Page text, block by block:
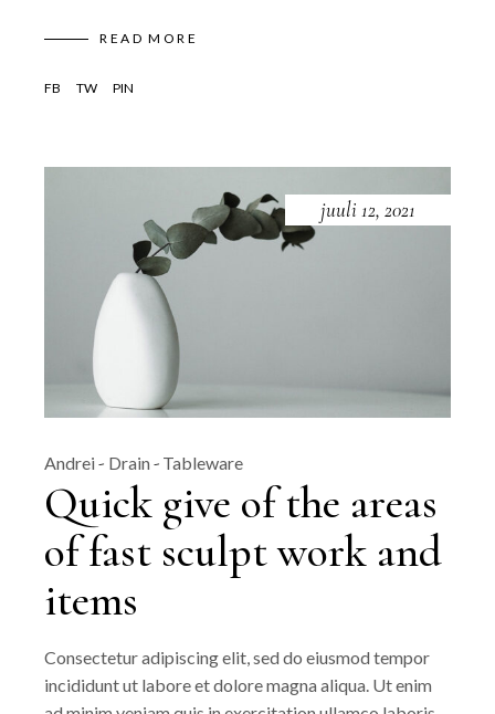
READ MORE
FB TW PIN
juuli 12, 2021
Andrei Drain Tableware
Quick give of the areas
of fast sculpt work and
items
Consectetur adipiscing elit, sed do eiusmod tempor
incididunt ut labore et dolore magna aliqua. Ut enim